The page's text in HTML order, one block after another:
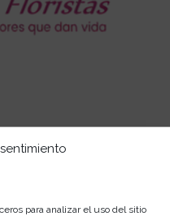
para analizar el uso del sitio